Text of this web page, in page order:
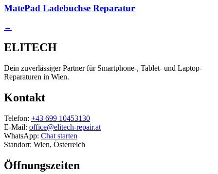
MatePad Ladebuchse Reparatur
→
ELITECH
Dein zuverlässiger Partner für Smartphone-, Tablet- und Laptop-
Reparaturen in Wien.
Kontakt
Telefon: +43 699 10453130
E-Mail: office@elitech-repair.at
WhatsApp: Chat starten
Standort: Wien, Österreich
Öffnungszeiten